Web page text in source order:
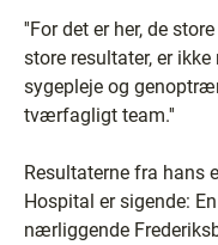
''For det er her, de
store resultater, er
sygepleje og
tværfagligt team.''
Resultaterne fra hans
Hospital er sigende:
nærliggende